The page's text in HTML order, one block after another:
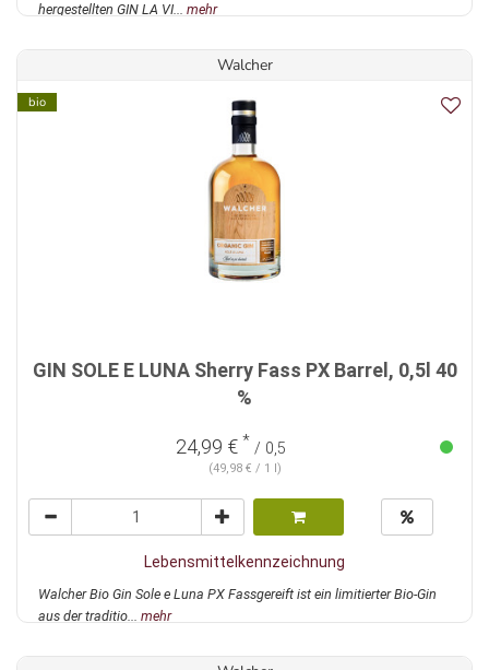
hergestellten GIN LA VI... mehr
Walcher
bio
GIN SOLE E LUNA Sherry Fass PX Barrel, 0,5l 40
%
24,99 € * / 0,5
(49,98 € / 1 l)
Lebensmittelkennzeichnung
Walcher Bio Gin Sole e Luna PX Fassgereift ist ein limitierter Bio-Gin
aus der traditio... mehr